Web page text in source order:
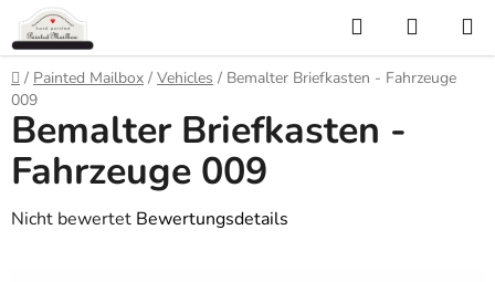
Zum
Inhalt
springen
Suchen
Startseite
/ Painted Mailbox / Vehicles / Bemalter Briefkasten - Fahrzeuge
009
Bemalter Briefkasten -
Fahrzeuge 009
Die
Nicht bewertet Bewertungsdetails